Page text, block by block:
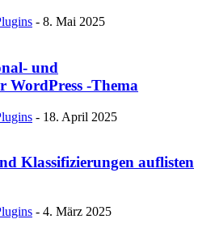
- 8. Mai 2025
und
WordPress -Thema
- 18. April 2025
Klassifizierungen auflisten
- 4. März 2025